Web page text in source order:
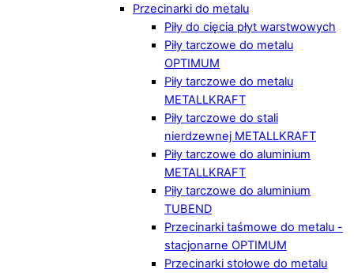
Przecinarki do metalu
Piły do cięcia płyt warstwowych
Piły tarczowe do metalu
OPTIMUM
Piły tarczowe do metalu
METALLKRAFT
Piły tarczowe do stali
nierdzewnej METALLKRAFT
Piły tarczowe do aluminium
METALLKRAFT
Piły tarczowe do aluminium
TUBEND
Przecinarki taśmowe do metalu -
stacjonarne OPTIMUM
Przecinarki stołowe do metalu